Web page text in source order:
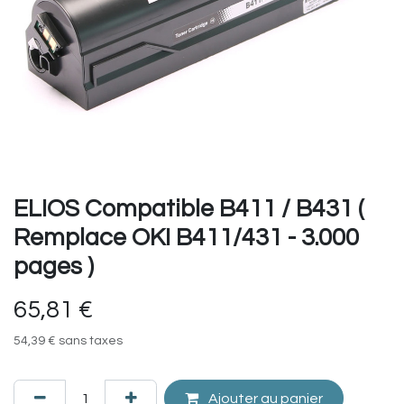
ELIOS Compatible B411 / B431 (
Remplace OKI B411/431 - 3.000
pages )
65,81 €
54,39 € sans taxes
Ajouter au panier